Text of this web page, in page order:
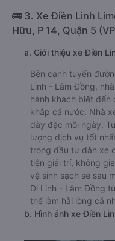
🚌 3. Xe Điền Linh
Hữu, P 14, Quận 5
a. Giới thiệu xe Điền
Bên cạnh tuyến
Linh - Lâm Đồng,
hành khách biết đến
khắp cả nước. Nhà
dày đặc mỗi ngày.
lượng dịch vụ tốt
trọng đầu tư dàn xe
tiện giải trí, không
vệ sinh sạch sẽ sau
Di Linh - Lâm Đồng
thể làm hài lòng cả
b. Hình ảnh xe Điền